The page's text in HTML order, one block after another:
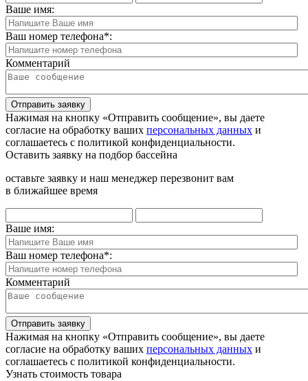
Ваше имя:
Ваш номер телефона*:
Комментарий
Отправить заявку
Нажимая на кнопку «Отправить сообщение», вы даете
согласие на обработку ваших персональных данных и
соглашаетесь с политикой конфиденциальности.
Оставить заявку на подбор бассейна
оставьте заявку и наш менеджер перезвонит вам
в ближайшее время
Ваше имя:
Ваш номер телефона*:
Комментарий
Отправить заявку
Нажимая на кнопку «Отправить сообщение», вы даете
согласие на обработку ваших персональных данных и
соглашаетесь с политикой конфиденциальности.
Узнать стоимость товара